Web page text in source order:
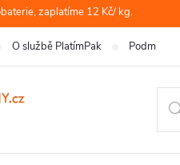
zaplatíme 12 Kč/ kg.
O službě PlatímPak Podmínky